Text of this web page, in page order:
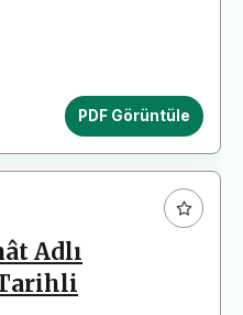
PDF Görüntüle
Adlı